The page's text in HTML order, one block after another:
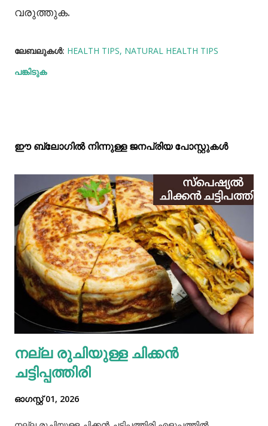
വരുത്തുക.
ലേബലുകള്‍: HEALTH TIPS NATURAL HEALTH TIPS
പങ്കിടുക
ഈ ബ്ലോഗിൽ നിന്നുള്ള ജനപ്രിയ പോസ്റ്റുകള്‍‌
നല്ല രുചിയുള്ള ചിക്കൻ
ചട്ടിപ്പത്തിരി
ഓഗസ്റ്റ് 01, 2026